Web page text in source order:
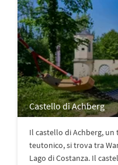
Castello di Achberg
Il castello di Achberg,
teutonico, si trova tra
Lago di Costanza. Il